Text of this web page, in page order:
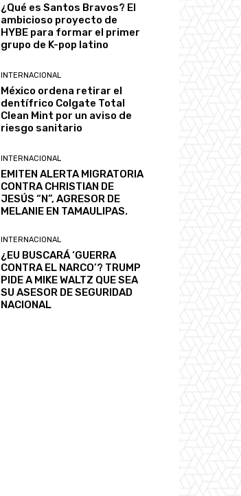
¿Qué es Santos Bravos? El
ambicioso proyecto de
HYBE para formar el primer
grupo de K-pop latino
INTERNACIONAL
México ordena retirar el
dentífrico Colgate Total
Clean Mint por un aviso de
riesgo sanitario
INTERNACIONAL
EMITEN ALERTA MIGRATORIA
CONTRA CHRISTIAN DE
JESÚS “N”, AGRESOR DE
MELANIE EN TAMAULIPAS.
INTERNACIONAL
¿EU BUSCARÁ ‘GUERRA
CONTRA EL NARCO’? TRUMP
PIDE A MIKE WALTZ QUE SEA
SU ASESOR DE SEGURIDAD
NACIONAL